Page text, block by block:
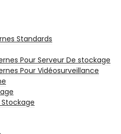
Standards
Pour Serveur De stockage
Pour Vidéosurveillance